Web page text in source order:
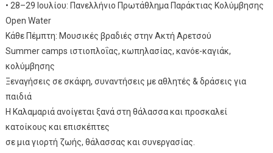
• 28–29 Ιουλίου: Πανελλήνιο Πρωτάθλημα Παράκτιας Κολύμβησης
Open Water
Κάθε Πέμπτη: Μουσικές βραδιές στην Ακτή Αρετσού
Summer camps ιστιοπλοΐας, κωπηλασίας, κανόε-καγιάκ,
κολύμβησης
Ξεναγήσεις σε σκάφη, συναντήσεις με αθλητές & δράσεις για
παιδιά
Η Καλαμαριά ανοίγεται ξανά στη θάλασσα και προσκαλεί
κατοίκους και επισκέπτες
σε μια γιορτή ζωής, θάλασσας και συνεργασίας.